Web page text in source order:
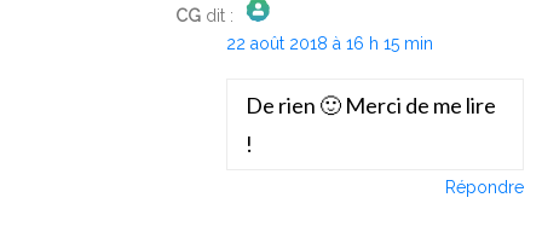
CG dit :
The Real Person Badge!
22 août 2018 à 16 h 15 min
De rien 🙂 Merci de me lire
!
Répondre